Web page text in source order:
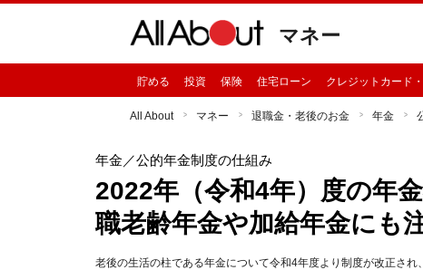
マネー
貯める 投資 保険 住宅ローン クレジットカード
All About マネー 退職金・老後のお金 年金
年金 ／公的年金制度の仕組み
2022年（令和4年）度の年
職老齢年金や加給年金にも
老後の生活の柱である年金について令和4年度より制度が改正さ